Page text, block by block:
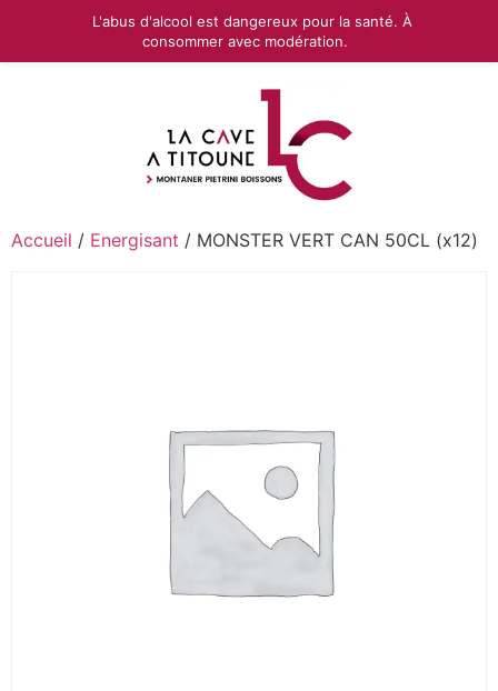
Accueil / Energisant / MONSTER VERT CAN 50CL (x12)
L'abus d'alcool est dangereux pour la santé. À
consommer avec modération.